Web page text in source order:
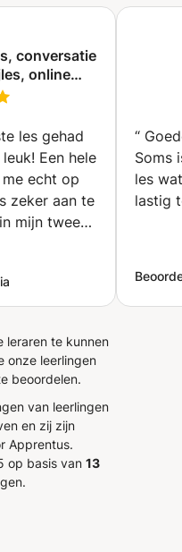
conversatie
online
cursussen
les gehad
Een hele
echt op
zeker aan te
mijn tweede
“
Soms
les
lastig
leraren te kunnen
onze leerlingen
beoordelen.
van leerlingen
en zij zijn
Apprentus.
op basis van 13